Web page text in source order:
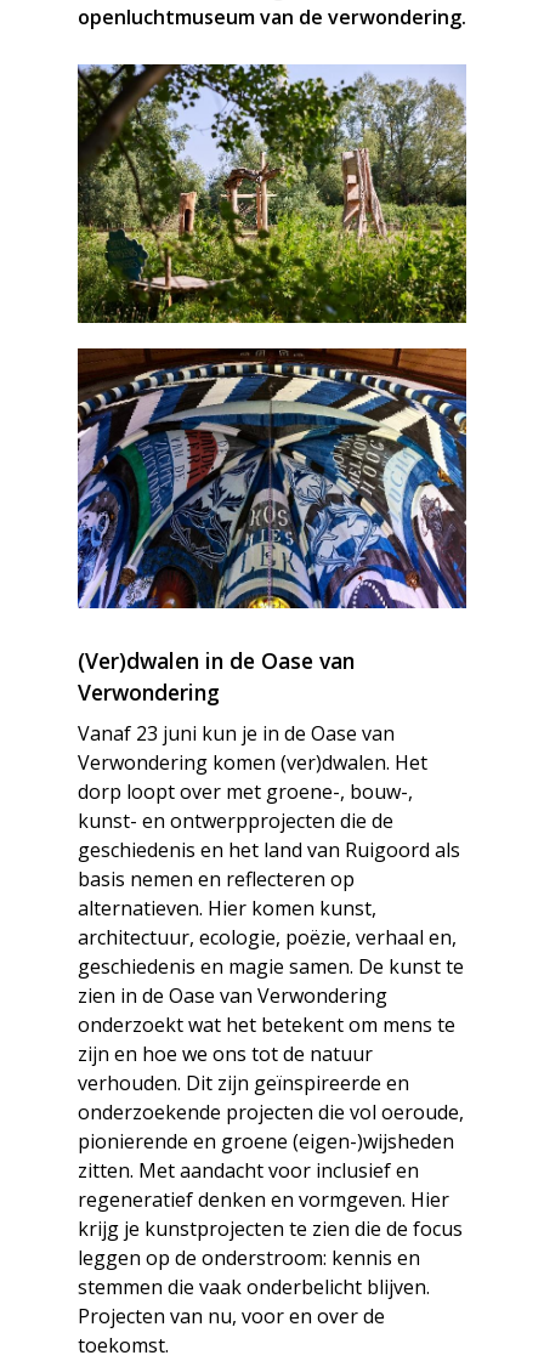
openluchtmuseum van de verwondering.
(Ver)dwalen in de Oase van
Verwondering
Vanaf 23 juni kun je in de Oase van
Verwondering komen (ver)dwalen. Het
dorp loopt over met groene-, bouw-,
kunst- en ontwerpprojecten die de
geschiedenis en het land van Ruigoord als
basis nemen en reflecteren op
alternatieven. Hier komen kunst,
architectuur, ecologie, poëzie, verhaal en,
geschiedenis en magie samen. De kunst te
zien in de Oase van Verwondering
onderzoekt wat het betekent om mens te
zijn en hoe we ons tot de natuur
verhouden. Dit zijn geïnspireerde en
onderzoekende projecten die vol oeroude,
pionierende en groene (eigen-)wijsheden
zitten. Met aandacht voor inclusief en
regeneratief denken en vormgeven. Hier
krijg je kunstprojecten te zien die de focus
leggen op de onderstroom: kennis en
stemmen die vaak onderbelicht blijven.
Projecten van nu, voor en over de
toekomst.